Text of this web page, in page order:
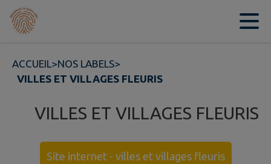
Contenu
ACCUEIL>NOS LABELS>
VILLES ET VILLAGES FLEURIS
VILLES ET VILLAGES FLEURIS
Site internet - villes et villages fleuris